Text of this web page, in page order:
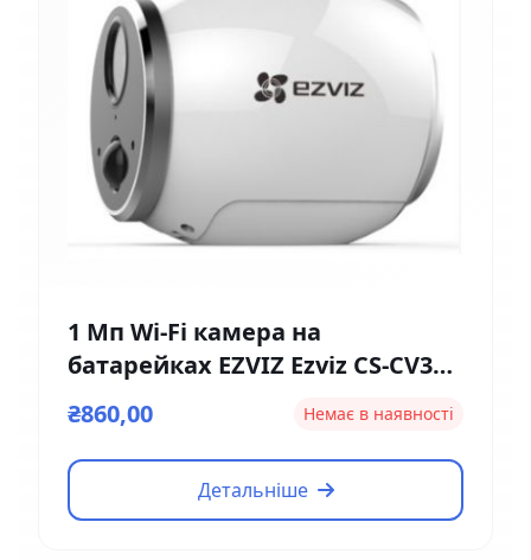
1 Мп Wi-Fi камера на
батарейках EZVIZ Ezviz CS-CV316
(2мм)
₴860,00 Немає в наявності
Детальніше